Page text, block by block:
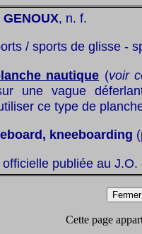
, n. f.
/ sports de glisse -
nautique (voir
une vague
ce type de
kneeboarding
officielle publiée au
Cette page